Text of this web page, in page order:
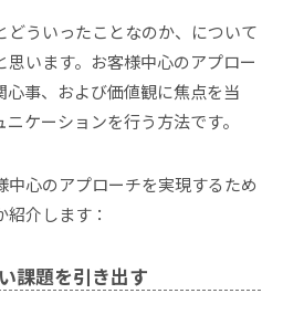
どういったことなのか、について
います。お客様中心のアプロー
事、および価値観に焦点を当
ケーションを行う方法です。
中心のアプローチを実現するため
介します：
課題を引き出す